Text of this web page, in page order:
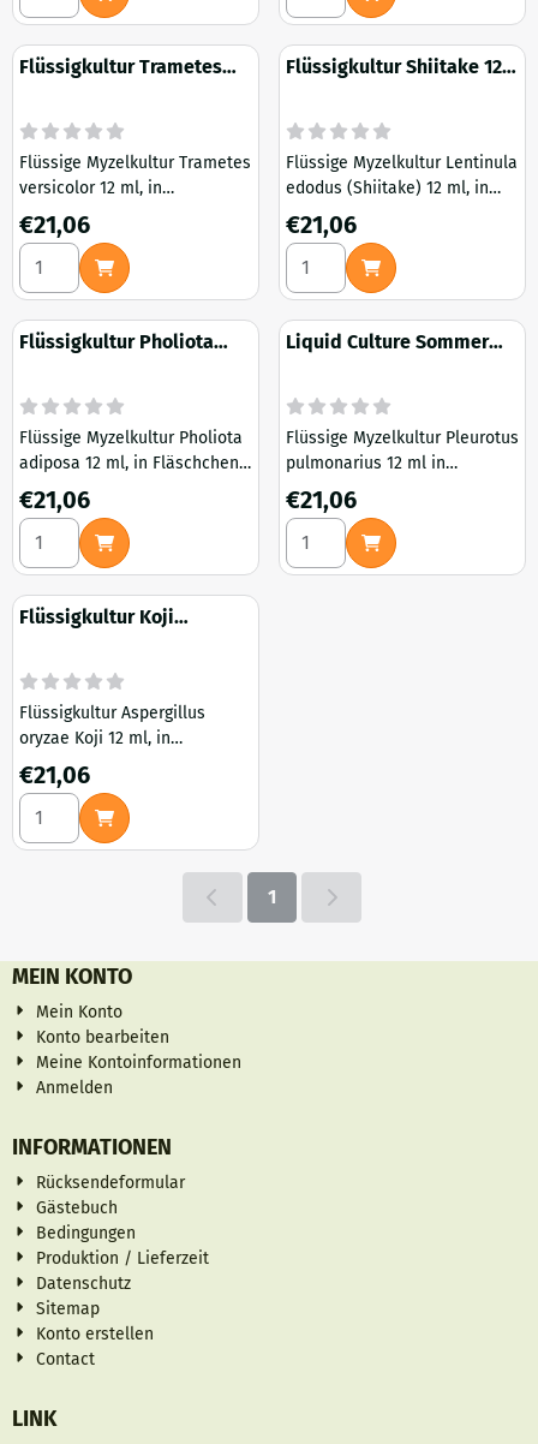
Flüssigkultur Trametes
Flüssige Myzelkultur Trametes
versicolor 12 ml, in
Fläschchen mit
Injektionsöffnung
Preis: 21,06
€21,06
Anzahl wählen für Flüssigkultur Trametes versicolor 12 ml
Flüssigkultur Shiitake 12
Flüssige Myzelkultur Lentinula
edodus (Shiitake) 12 ml, in
Fläschchen mit
Injektionsöffnung
Preis: 21,06
€21,06
Anzahl wählen für
Flüssigkultur Pholiota
Flüssige Myzelkultur Pholiota
adiposa 12 ml, in Fläschchen
mit Injektionsstopfen
Preis: 21,06
€21,06
Anzahl wählen für Flüssigkultur Pholiota adiposa 12 ml
Liquid Culture Sommer
Flüssige Myzelkultur Pleurotus
pulmonarius 12 ml in
Fläschchen mit
Injektionsöffnung
Preis: 21,06
€21,06
Anzahl wählen für Liquid
Flüssigkultur Koji
Flüssigkultur Aspergillus
oryzae Koji 12 ml, in
Fläschchen mit
Injektionsöffnung Koji wird
u.a. für die Herstellung von
Miso, Sake, Sojasauce und
Preis: 21,06
€21,06
Anzahl wählen für Flüssigkultur Koji Aspergillus oryzae 12 ml
1
MEIN KONTO
Mein Konto
Konto bearbeiten
Meine Kontoinformationen
Anmelden
INFORMATIONEN
Rücksendeformular
Gästebuch
Bedingungen
Produktion / Lieferzeit
Datenschutz
Sitemap
Konto erstellen
Contact
LINK